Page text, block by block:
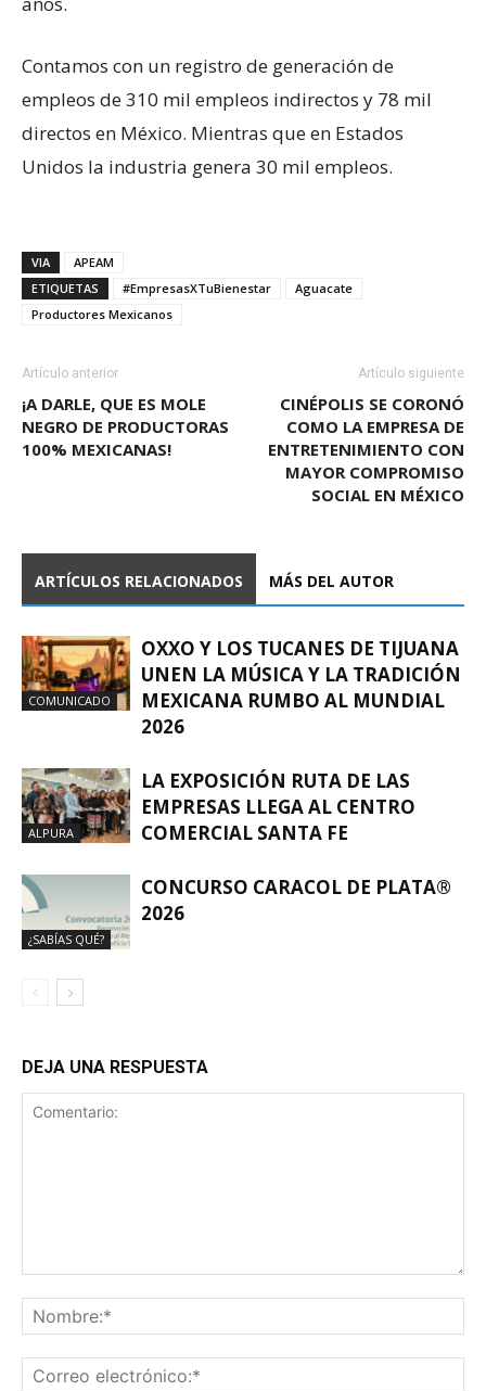
Contamos con un registro de generación de
empleos de 310 mil empleos indirectos y 78 mil
directos en México. Mientras que en Estados
Unidos la industria genera 30 mil empleos.
VIA
APEAM
ETIQUETAS
#EmpresasXTuBienestar
Aguacate
Productores Mexicanos
Artículo anterior
¡A DARLE, QUE ES MOLE
NEGRO DE PRODUCTORAS
100% MEXICANAS!
Artículo siguiente
CINÉPOLIS SE CORONÓ
COMO LA EMPRESA DE
ENTRETENIMIENTO CON
MAYOR COMPROMISO
SOCIAL EN MÉXICO
ARTÍCULOS RELACIONADOS MÁS DEL AUTOR
COMUNICADO
OXXO Y LOS TUCANES DE TIJUANA
UNEN LA MÚSICA Y LA TRADICIÓN
MEXICANA RUMBO AL MUNDIAL
2026
ALPURA
LA EXPOSICIÓN RUTA DE LAS
EMPRESAS LLEGA AL CENTRO
COMERCIAL SANTA FE
¿SABÍAS QUÉ?
CONCURSO CARACOL DE PLATA®
2026
DEJA UNA RESPUESTA